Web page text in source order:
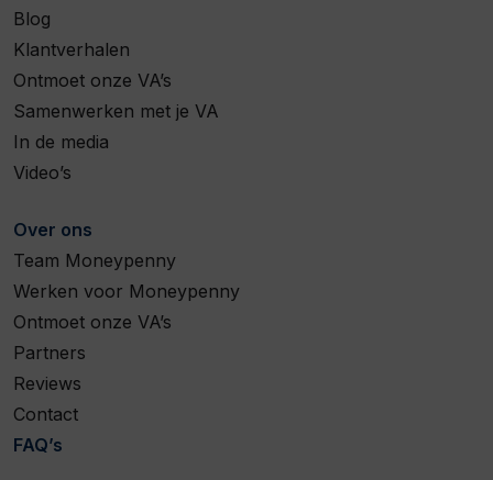
Blog
Klantverhalen
Ontmoet onze VA’s
Samenwerken met je VA
In de media
Video’s
Over ons
Team Moneypenny
Werken voor Moneypenny
Ontmoet onze VA’s
Partners
Reviews
Contact
FAQ’s